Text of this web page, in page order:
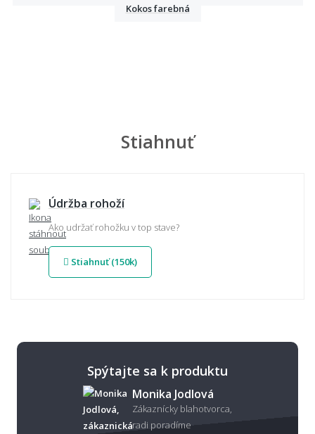
Kokos farebná
Stiahnuť
Údržba rohoží
Ako udržať rohožku v top stave?
Stiahnuť (150k)
Spýtajte sa k produktu
Monika Jodlová
Zákaznícky blahotvorca,
radi poradíme